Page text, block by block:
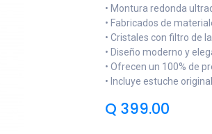
• Montura redonda
• Fabricados de
• Cristales con filtro de la
• Diseño moderno y
• Ofrecen un 100% de
• Incluye estuche
Q 399.00